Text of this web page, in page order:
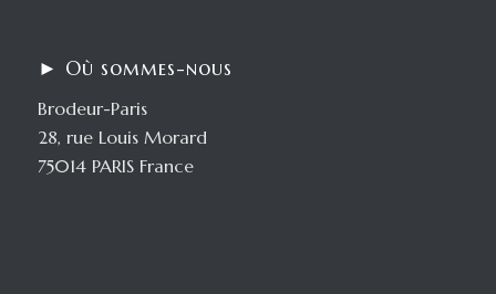
► Où sommes-nous
Brodeur-Paris
28, rue Louis Morard
75014 PARIS France